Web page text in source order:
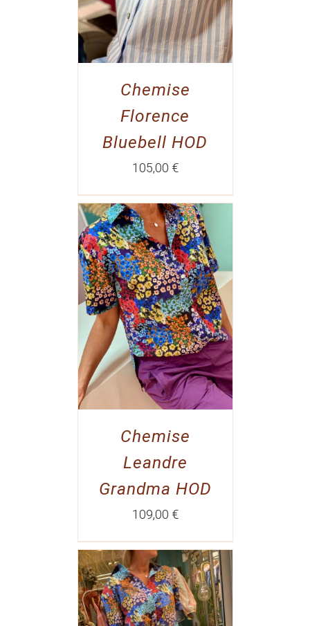
Chemise
Florence
Bluebell HOD
105,00 €
Chemise
Leandre
Grandma HOD
109,00 €